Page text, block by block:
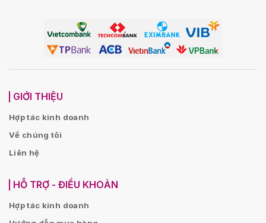
GIỚI THIỆU
Hợp tác kinh doanh
Về chúng tôi
Liên hệ
HỖ TRỢ - ĐIỀU KHOẢN
Hợp tác kinh doanh